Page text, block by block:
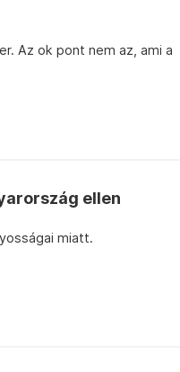
Az ok pont nem az, ami a
ellen
miatt.